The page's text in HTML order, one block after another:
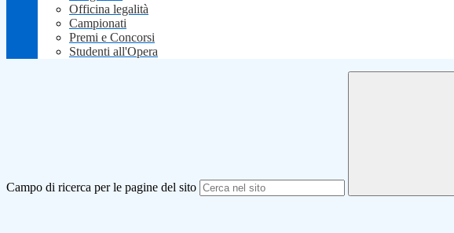
Officina legalità
Campionati
Premi e Concorsi
Studenti all'Opera
Campo di ricerca per le pagine del sito